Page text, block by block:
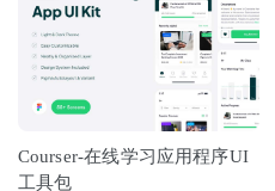
Courser-在线学习应用程序UI
工具包